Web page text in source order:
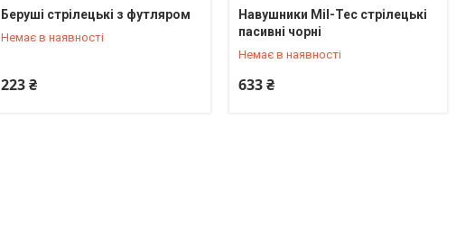
Беруші стрілецькі з футляром
Немає в наявності
223 ₴
Навушники Mil-Tec стрілецькі
пасивні чорні
Немає в наявності
633 ₴
+380 (95) 550-90-92